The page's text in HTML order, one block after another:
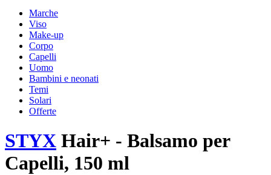
Marche
Viso
Make-up
Corpo
Capelli
Uomo
Bambini e neonati
Temi
Solari
Offerte
STYX Hair+ - Balsamo per
Capelli, 150 ml